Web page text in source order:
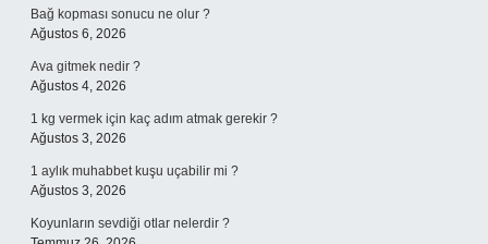
Bağ kopması sonucu ne olur ?
Ağustos 6, 2026
Ava gitmek nedir ?
Ağustos 4, 2026
1 kg vermek için kaç adım atmak gerekir ?
Ağustos 3, 2026
1 aylık muhabbet kuşu uçabilir mi ?
Ağustos 3, 2026
Koyunların sevdiği otlar nelerdir ?